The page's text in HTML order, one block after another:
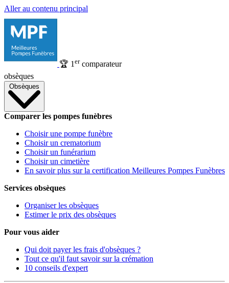
Aller au contenu principal
🏆 1 ercomparateur
obsèques
Obsèques
Comparer les pompes funèbres
Choisir une pompe funèbre
Choisir un crematorium
Choisir un funérarium
Choisir un cimetière
En savoir plus sur la certification Meilleures Pompes Funèbres
Services obsèques
Organiser les obsèques
Estimer le prix des obsèques
Pour vous aider
Qui doit payer les frais d'obsèques ?
Tout ce qu'il faut savoir sur la crémation
10 conseils d'expert